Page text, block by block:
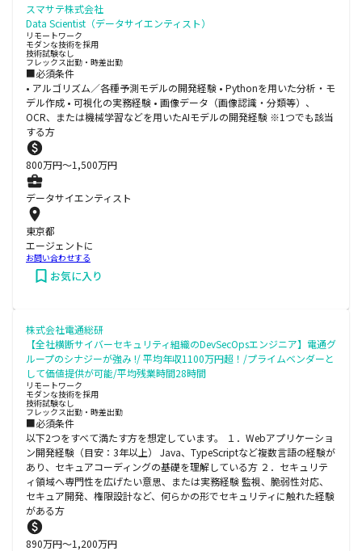
スマサテ株式会社
Data Scientist（データサイエンティスト）
リモートワーク
モダンな技術を採用
技術試験なし
フレックス出勤・時差出勤
■必須条件
• アルゴリズム／各種予測モデルの開発経験 • Pythonを用いた分析・モ
デル作成 • 可視化の実務経験 • 画像データ（画像認識・分類等）、
OCR、または機械学習などを用いたAIモデルの開発経験 ※1つでも該当
する方
800万円〜1,500万円
データサイエンティスト
東京都
エージェントに
お問い合わせする
お気に入り
株式会社電通総研
【全社横断サイバーセキュリティ組織のDevSecOpsエンジニア】電通グ
ループのシナジーが強み !/ 平均年収1100万円超！/プライムベンダーと
して価値提供が可能/平均残業時間28時間
リモートワーク
モダンな技術を採用
技術試験なし
フレックス出勤・時差出勤
■必須条件
以下2つをすべて満たす方を想定しています。 １．Webアプリケーショ
ン開発経験（目安：3年以上） Java、TypeScriptなど複数言語の経験が
あり、セキュアコーディングの基礎を理解している方 ２．セキュリテ
ィ領域へ専門性を広げたい意思、または実務経験 監視、脆弱性対応、
セキュア開発、権限設計など、何らかの形でセキュリティに触れた経験
がある方
890万円〜1,200万円